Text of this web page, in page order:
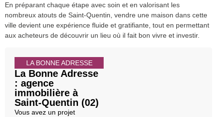
En préparant chaque étape avec soin et en valorisant les
nombreux atouts de Saint-Quentin, vendre une maison dans cette
ville devient une expérience fluide et gratifiante, tout en permettant
aux acheteurs de découvrir un lieu où il fait bon vivre et investir.
LA BONNE ADRESSE
La Bonne Adresse
: agence
immobilière à
Saint-Quentin (02)
Vous avez un projet